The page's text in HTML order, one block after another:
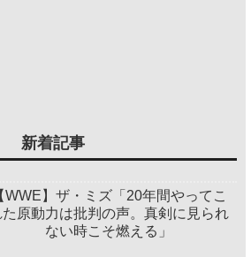
新着記事
WWE】ザ・ミズ「20年間やってこ
た原動力は批判の声。真剣に見られ
ない時こそ燃える」